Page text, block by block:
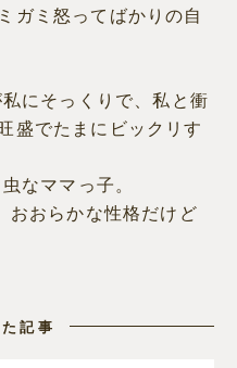
ガミ怒ってばかりの自
にそっくりで、私と衝
盛でたまにビックリす
なママっ子。
おおらかな性格だけど
記事